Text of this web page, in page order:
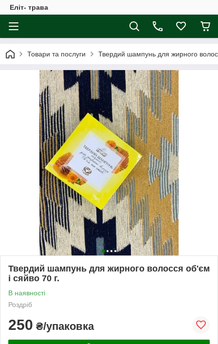
Еліт- трава
Товари та послуги Твердий шампунь для жирного
Твердий шампунь для жирного волосся об'єм
і сяйво 70 г.
В наявності
Роздріб
250 ₴/упаковка